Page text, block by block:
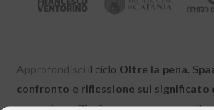
Approfondisci il ciclo Oltre la pena.
confronto e riflessione sul